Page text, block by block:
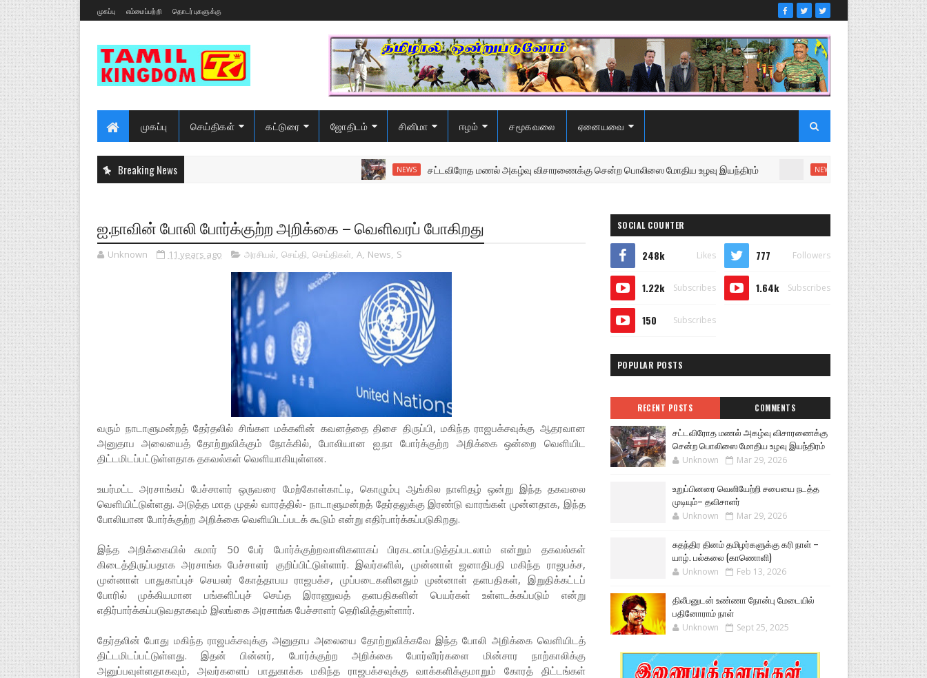
முகப்பு எம்மைப்பற்றி தொடர்புகளுக்கு
முகப்பு செய்திகள் கட்டுரை ஜோதிடம் சினிமா ஈழம் சமூகவலை ஏனையவை
Breaking News NEWS சட்டவிரோத மணல் அகழ்வு விசாரணைக்கு சென்ற பொலிஸை மோதிய உழவு இயந்திரம் உறுப்பினரை வெளியேற்றி
ஐ.நாவின் போலி போர்க்குற்ற அறிக்கை – வெளிவரப் போகிறது
Unknown 11 years ago அரசியல், செய்தி, செய்திகள், A, News, S
வரும் நாடாளுமன்றத் தேர்தலில் சிங்கள மக்களின் கவனத்தை திசை திருப்பி, மகிந்த ராஜபக்சவுக்கு ஆதரவான
அனுதாப அலையைத் தோற்றுவிக்கும் நோக்கில், போலியான ஐ.நா போர்க்குற்ற அறிக்கை ஒன்றை வெளியிட
திட்டமிடப்பட்டுள்ளதாக தகவல்கள் வெளியாகியுள்ளன.
உயர்மட்ட அரசாங்கப் பேச்சாளர் ஒருவரை மேற்கோள்காட்டி, கொழும்பு ஆங்கில நாளிதழ் ஒன்று இந்த தகவலை
வெளியிட்டுள்ளது. அடுத்த மாத முதல் வாரத்தில்- நாடாளுமன்றத் தேர்தலுக்கு இரண்டு வாரங்கள் முன்னதாக, இந்த
போலியான போர்க்குற்ற அறிக்கை வெளியிடப்படக் கூடும் என்று எதிர்பார்க்கப்படுகிறது.
இந்த அறிக்கையில் சுமார் 50 பேர் போர்க்குற்றவாளிகளாகப் பிரகடனப்படுத்தப்படலாம் என்றும் தகவல்கள்
கிடைத்திருப்பதாக அரசாங்க பேச்சாளர் குறிப்பிட்டுள்ளார். இவர்களில், முன்னாள் ஜனாதிபதி மகிந்த ராஜபக்ச,
முன்னாள் பாதுகாப்புச் செயலர் கோத்தாபய ராஜபக்ச, முப்படைகளினதும் முன்னாள் தளபதிகள், இறுதிக்கட்டப்
போரில் முக்கியமான பங்களிப்புச் செய்த இராணுவத் தளபதிகளின் பெயர்கள் உள்ளடக்கப்படும் என்று
எதிர்பார்க்கப்படுவதாகவும் இலங்கை அரசாங்க பேச்சாளர் தெரிவித்துள்ளார்.
தேர்தலின் போது மகிந்த ராஜபக்சவுக்கு அனுதாப அலையை தோற்றுவிக்கவே இந்த போலி அறிக்கை வெளியிடத்
திட்டமிடப்பட்டுள்ளது. இதன் பின்னர், போர்க்குற்ற அறிக்கை போர்வீரர்களை மின்சார நாற்காலிக்கு
அனுப்பவுள்ளதாகவும், அவர்களைப் பாதுகாக்க மகிந்த ராஜபக்சவுக்கு வாக்களிக்குமாறும் கோரத் திட்டங்கள்
SOCIAL COUNTER
248k Likes 777 Followers
1.22k Subscribes 1.64k Subscribes
150 Subscribes
POPULAR POSTS
RECENT POSTS COMMENTS
சட்டவிரோத மணல் அகழ்வு விசாரணைக்கு
சென்ற பொலிஸை மோதிய உழவு இயந்திரம்
Unknown Mar 29, 2026
உறுப்பினரை வெளியேற்றி சபையை நடத்த
முடியும்– தவிசாளர்
Unknown Mar 29, 2026
சுதந்திர தினம் தமிழர்களுக்கு கரி நாள் –
யாழ். பல்கலை (காணொளி)
Unknown Feb 13, 2026
திலீபனுடன் உண்ணா நோன்பு மேடையில்
பதினோராம் நாள்
Unknown Sept 25, 2025